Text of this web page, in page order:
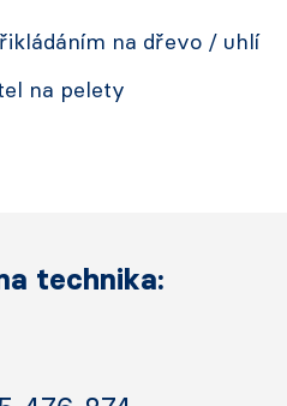
na dřevo / uhlí
na pelety
technika: